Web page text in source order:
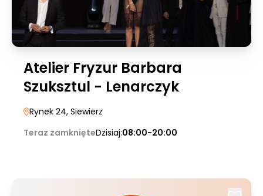
Atelier Fryzur Barbara
Szuksztul - Lenarczyk
Rynek 24, Siewierz
Teraz zamknięteDzisiaj:08:00-20:00